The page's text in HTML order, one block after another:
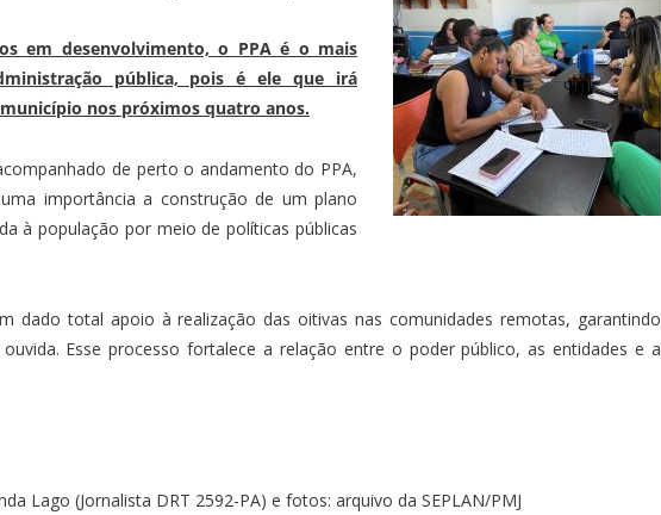
em desenvolvimento, o PPA é o mais
pública, pois é ele que irá
nos próximos quatro anos.
de perto o andamento do PPA,
importância a construção de um plano
à população por meio de políticas públicas
dado total apoio à realização das oitivas nas comunidades remotas, garantindo
Esse processo fortalece a relação entre o poder público, as entidades e a
Lago (Jornalista DRT 2592-PA) e fotos: arquivo da SEPLAN/PMJ